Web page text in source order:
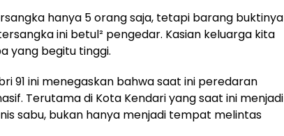
hanya 5 orang saja, tetapi barang buktinya
ini betul² pengedar. Kasian keluarga kita
yang begitu tinggi.
91 ini menegaskan bahwa saat ini peredaran
Terutama di Kota Kendari yang saat ini menjadi
sabu, bukan hanya menjadi tempat melintas